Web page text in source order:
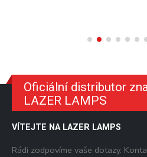
Oficiální distributor
LAZER LAMPS
VÍTEJTE NA LAZER LAMPS
Rádi zodpovíme vaše dotazy.